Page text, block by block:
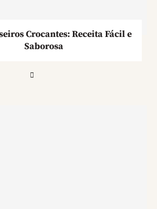
Crocantes: Receita Fácil e
Saborosa